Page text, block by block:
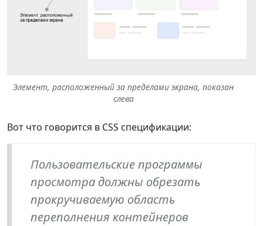
Элемент, расположенный за пределами экрана, показан
слева
Вот что говорится в CSS спецификации:
Пользовательские программы
просмотра должны обрезать
прокручиваемую область
переполнения контейнеров